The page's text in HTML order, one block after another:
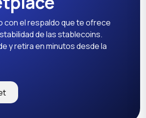
con el respaldo que te ofrece
de las stablecoins.
y retira en minutos desde la